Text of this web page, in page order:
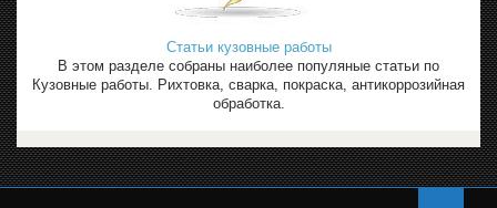
Статьи кузовные работы
В этом разделе собраны наиболее популяные статьи по
Кузовные работы. Рихтовка, сварка, покраска, антикоррозийная
обработка.